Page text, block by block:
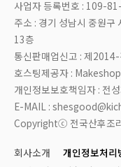
사업자 등록번호 : 109-
주소 : 경기 성남시 중원
13층
통신판매업신고 : 제
호스팅제공자 : Makeshop
개인정보보호책임자 : 전
E-MAIL :
Copyrightⓒ 전국산후조
회사소개 개인정보처리